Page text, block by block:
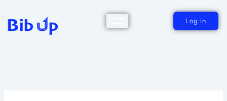
contenido
Log In